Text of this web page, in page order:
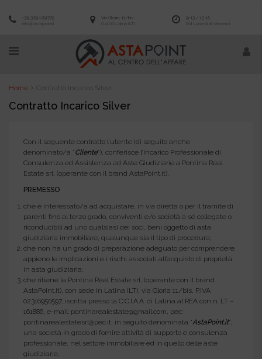
9-13 / 15-18
Dal Lunedì al Venerdì
Via Gloria, 11/bis
04100 Latina (LT)
+39.379.1251725
info@astapoint.it
Home Contratto Incarico Silver
Contratto Incarico Silver
Con il seguente contratto l’utente (di seguito anche
denominato/a “Cliente”), conferisce l’Incarico Professionale di
Consulenza ed Assistenza ad Aste Giudiziarie a Pontina Real
Estate srl, (operante con il brand AstaPoint.it),
PREMESSO
che è interessato/a ad acquistare, in via diretta o per il tramite di
parenti fino al terzo grado, conviventi e/o società a sé collegate o
riconducibili ad uno qualsiasi dei soci, beni oggetto di asta
giudiziaria immobiliare, qualunque sia il tipo di procedura;
che non ha un grado di preparazione adeguato per comprendere
appieno le implicazioni e i rischi associati all’acquisto di proprietà
in asta giudiziaria;
che ritiene la Pontina Real Estate srl, (operante con il brand
AstaPoint.it), con sede in Latina (LT), via Gloria 11/bis, P.IVA
02316950597, iscritta presso la C.C.I.A.A. di Latina al REA con n. LT –
161886, e-mail: pontinarealestate@gmail.com, pec:
pontinarealestatesrl@pec.it, in seguito denominata “AstaPoint.it”,
una società in grado di fornire attività di supporto e consulenza
professionale, nel settore immobiliare ed in quello delle aste
giudiziarie,